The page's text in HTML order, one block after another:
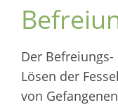
Der
Lösen der
von